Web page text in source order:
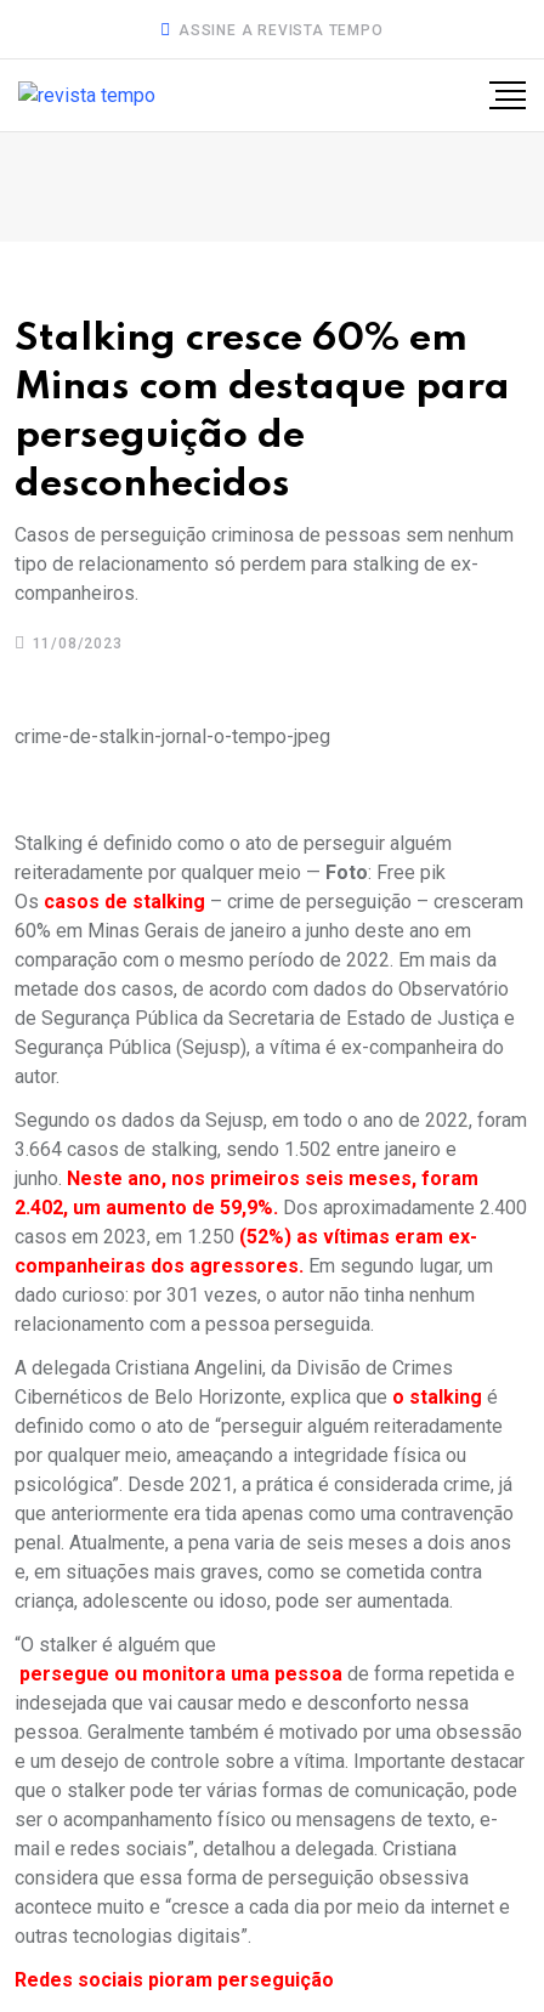
ASSINE A REVISTA TEMPO
Stalking cresce 60% em
Minas com destaque para
perseguição de
desconhecidos
Casos de perseguição criminosa de pessoas sem nenhum
tipo de relacionamento só perdem para stalking de ex-
companheiros.
11/08/2023
crime-de-stalkin-jornal-o-tempo-jpeg
Stalking é definido como o ato de perseguir alguém
reiteradamente por qualquer meio — Foto: Free pik
Os casos de stalking – crime de perseguição – cresceram
60% em Minas Gerais de janeiro a junho deste ano em
comparação com o mesmo período de 2022. Em mais da
metade dos casos, de acordo com dados do Observatório
de Segurança Pública da Secretaria de Estado de Justiça e
Segurança Pública (Sejusp), a vítima é ex-companheira do
autor.
Segundo os dados da Sejusp, em todo o ano de 2022, foram
3.664 casos de stalking, sendo 1.502 entre janeiro e
junho. Neste ano, nos primeiros seis meses, foram
2.402, um aumento de 59,9%. Dos aproximadamente 2.400
casos em 2023, em 1.250 (52%) as vítimas eram ex-
companheiras dos agressores. Em segundo lugar, um
dado curioso: por 301 vezes, o autor não tinha nenhum
relacionamento com a pessoa perseguida.
A delegada Cristiana Angelini, da Divisão de Crimes
Cibernéticos de Belo Horizonte, explica que o stalking é
definido como o ato de “perseguir alguém reiteradamente
por qualquer meio, ameaçando a integridade física ou
psicológica”. Desde 2021, a prática é considerada crime, já
que anteriormente era tida apenas como uma contravenção
penal. Atualmente, a pena varia de seis meses a dois anos
e, em situações mais graves, como se cometida contra
criança, adolescente ou idoso, pode ser aumentada.
“O stalker é alguém que
persegue ou monitora uma pessoa de forma repetida e
indesejada que vai causar medo e desconforto nessa
pessoa. Geralmente também é motivado por uma obsessão
e um desejo de controle sobre a vítima. Importante destacar
que o stalker pode ter várias formas de comunicação, pode
ser o acompanhamento físico ou mensagens de texto, e-
mail e redes sociais”, detalhou a delegada. Cristiana
considera que essa forma de perseguição obsessiva
acontece muito e “cresce a cada dia por meio da internet e
outras tecnologias digitais”.
Redes sociais pioram perseguição